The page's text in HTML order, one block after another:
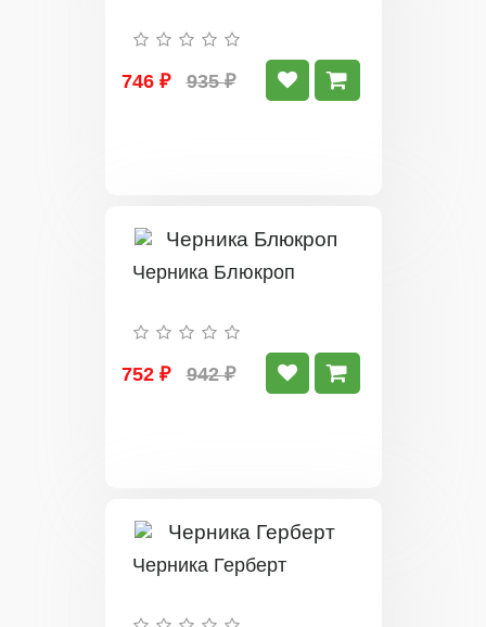
746 ₽ 935 ₽
Черника Блюкроп
752 ₽ 942 ₽
Черника Герберт